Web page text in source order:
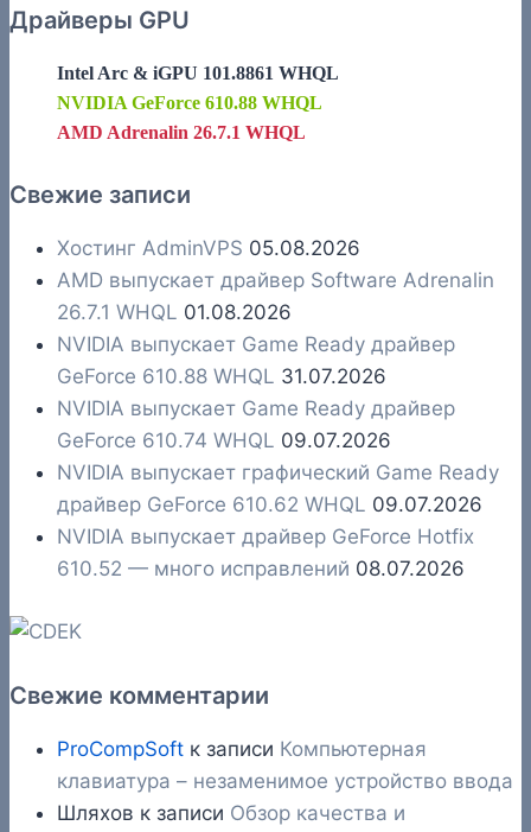
Драйверы GPU
Intel Arc & iGPU 101.8861 WHQL
NVIDIA GeForce 610.88 WHQL
AMD Adrenalin 26.7.1 WHQL
Свежие записи
Хостинг AdminVPS 05.08.2026
AMD выпускает драйвер Software Adrenalin
26.7.1 WHQL 01.08.2026
NVIDIA выпускает Game Ready драйвер
GeForce 610.88 WHQL 31.07.2026
NVIDIA выпускает Game Ready драйвер
GeForce 610.74 WHQL 09.07.2026
NVIDIA выпускает графический Game Ready
драйвер GeForce 610.62 WHQL 09.07.2026
NVIDIA выпускает драйвер GeForce Hotfix
610.52 — много исправлений 08.07.2026
Свежие комментарии
ProCompSoft к записи Компьютерная
клавиатура – незаменимое устройство ввода
Шляхов к записи Обзор качества и